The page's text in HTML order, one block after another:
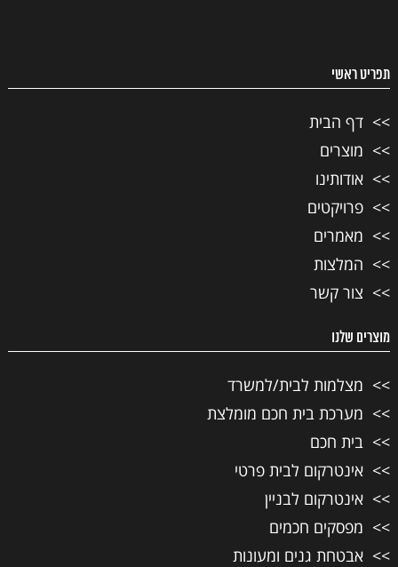
תפריט ראשי
דף הבית
מוצרים
אודותינו
פרויקטים
מאמרים
המלצות
צור קשר
מוצרים שלנו
מצלמות לבית/למשרד
מערכת בית חכם מומלצת
בית חכם
אינטרקום לבית פרטי
אינטרקום לבניין
מפסקים חכמים
אבטחת גנים ומעונות